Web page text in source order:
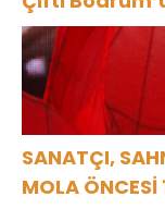
SANATÇI,
MOLA ÖNCESİ